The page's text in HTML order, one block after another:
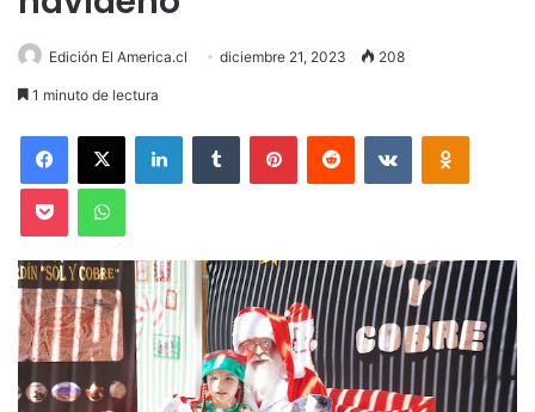
Edición El America.cl diciembre 21, 2023 208
1 minuto de lectura
Facebook
X LinkedInTumblr PinterestReddit VKontakte
Pocket WhatsApp